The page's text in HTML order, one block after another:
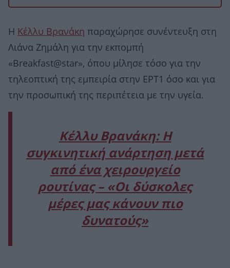
Η Κέλλυ Βρανάκη παραχώρησε συνέντευξη στη
Λιάνα Ζημάλη για την εκπομπή
«Breakfast@star», όπου μίλησε τόσο για την
τηλεοπτική της εμπειρία στην ΕΡΤ1 όσο και για
την προσωπική της περιπέτεια με την υγεία.
Κέλλυ Βρανάκη: Η
συγκινητική ανάρτηση μετά
από ένα χειρουργείο
ρουτίνας – «Οι δύσκολες
μέρες μας κάνουν πιο
δυνατούς»